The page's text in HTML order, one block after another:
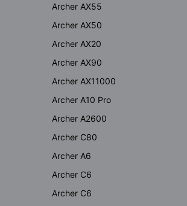
Archer AX55
Archer AX50
Archer AX20
Archer AX90
Archer AX11000
Archer A10 Pro
Archer A2600
Archer C80
Archer A6
Archer C6
Archer C6